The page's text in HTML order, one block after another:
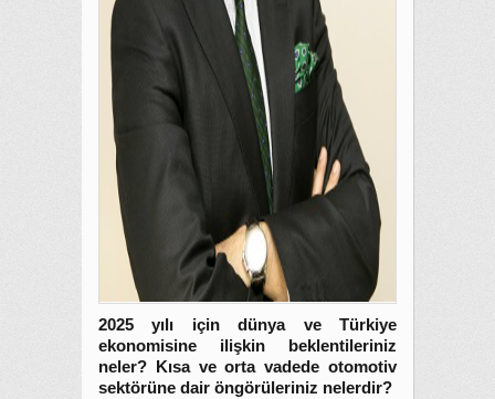
2025 yılı için dünya ve Türkiye
ekonomisine ilişkin beklentileriniz
neler? Kısa ve orta vadede otomotiv
sektörüne dair öngörüleriniz nelerdir?